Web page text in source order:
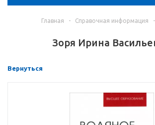
Главная - Справочная информация -
Зоря Ирина
Вернуться